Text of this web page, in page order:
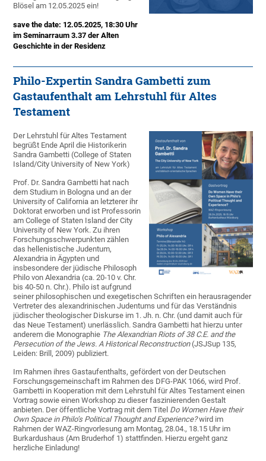
Blösel am 12.05.2025 ein!
save the date: 12.05.2025, 18:30 Uhr
im Seminarraum 3.37 der Alten
Geschichte in der Residenz
Philo-Expertin Sandra Gambetti zum
Gastaufenthalt am Lehrstuhl für Altes
Testament
Der Lehrstuhl für Altes Testament
begrüßt Ende April die Historikerin
Sandra Gambetti (College of Staten
Island/City University of New York)
Prof. Dr. Sandra Gambetti hat nach
dem Studium in Bologna und an der
University of California an letzterer ihr
Doktorat erworben und ist Professorin
am College of Staten Island der City
University of New York. Zu ihren
Forschungsschwerpunkten zählen
das hellenistische Judentum,
Alexandria in Ägypten und
insbesondere der jüdische Philosoph
Philo von Alexandria (ca. 20-10 v. Chr.
bis 40-50 n. Chr.). Philo ist aufgrund
seiner philosophischen und exegetischen Schriften ein herausragender
Vertreter des alexandrinischen Judentums und für das Verständnis
jüdischer theologischer Diskurse im 1. Jh. n. Chr. (und damit auch für
das Neue Testament) unerlässlich. Sandra Gambetti hat hierzu unter
anderem die Monographie The Alexandrian Riots of 38 C.E. and the
Persecution of the Jews. A Historical Reconstruction (JSJSup 135,
Leiden: Brill, 2009) publiziert.
Im Rahmen ihres Gastaufenthalts, gefördert von der Deutschen
Forschungsgemeinschaft im Rahmen des DFG-PAK 1066, wird Prof.
Gambetti in Kooperation mit dem Lehrstuhl für Altes Testament einen
Vortrag sowie einen Workshop zu dieser faszinierenden Gestalt
anbieten. Der öffentliche Vortrag mit dem Titel Do Women Have their
Own Space in Philo’s Political Thought and Experience?wird im
Rahmen der WAZ-Ringvorlesung am Montag, 28.04., 18.15 Uhr im
Burkardushaus (Am Bruderhof 1) stattfinden. Hierzu ergeht ganz
herzliche Einladung!